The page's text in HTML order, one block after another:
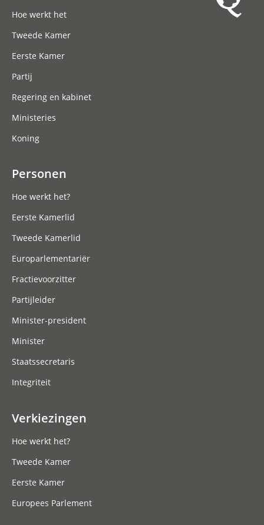
Hoe werkt het
Tweede Kamer
Eerste Kamer
Partij
Regering en kabinet
Ministeries
Koning
Personen
Hoe werkt het?
Eerste Kamerlid
Tweede Kamerlid
Europarlementariër
Fractievoorzitter
Partijleider
Minister-president
Minister
Staatssecretaris
Integriteit
Verkiezingen
Hoe werkt het?
Tweede Kamer
Eerste Kamer
Europees Parlement